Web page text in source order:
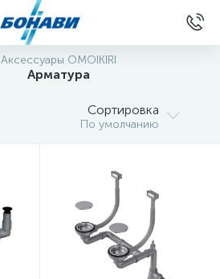
Аксессуары OMOIKIRI
Арматура
Сортировка
По умолчанию